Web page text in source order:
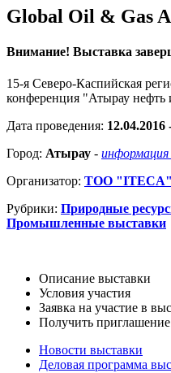
Global Oil & Gas
Внимание! Выставка
15-я Северо-Каспийская
конференция "Атырау нефть
Дата проведения: 12.04.2016
Город: Атырау - информация
Организатор: ТОО "ITECA"
Рубрики: Природные
Промышленные выставки
Описание выставки
Условия участия
Заявка на участие в
Получить приглашение
Новости выставки
Деловая программа